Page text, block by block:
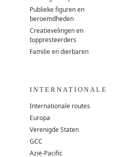
Publieke figuren en
beroemdheden
Creatievelingen en
toppresteerders
Familie en dierbaren
INTERNATIONALE
Internationale routes
Europa
Verenigde Staten
GCC
Azië-Pacific